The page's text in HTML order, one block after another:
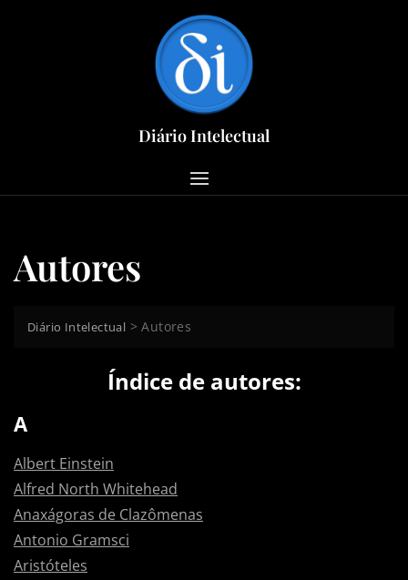
Diário Intelectual
Autores
Diário Intelectual >Autores
Índice de autores:
A
Albert Einstein
Alfred North Whitehead
Anaxágoras de Clazômenas
Antonio Gramsci
Aristóteles